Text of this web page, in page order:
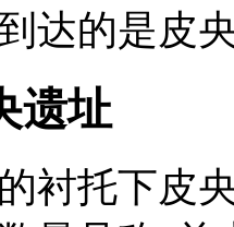
达的是皮
遗址
衬托下皮